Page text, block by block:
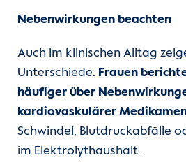
Nebenwirkungen beachten
Auch im klinischen Alltag
Unterschiede. Frauen
häufiger über
kardiovaskulärer
Schwindel, Blutdruckabfälle
im Elektrolythaushalt.